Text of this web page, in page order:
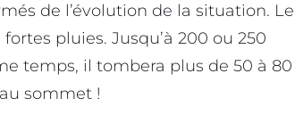
de l’évolution de la situation. Le
pluies. Jusqu’à 200 ou 250
temps, il tombera plus de 50 à 80
sommet !